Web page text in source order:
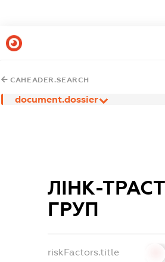
CAHEADER.SEARCH
document.dossier
ЛІНК-ТРАСТ
ГРУП
riskFactors.title